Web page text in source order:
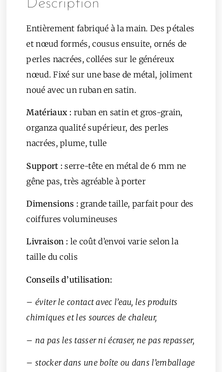
Description
Entièrement fabriqué à la main. Des pétales
et nœud formés, cousus ensuite, ornés de
perles nacrées, collées sur le généreux
nœud. Fixé sur une base de métal, joliment
noué avec un ruban en satin.
Matériaux :ruban en satin et gros-grain,
organza qualité supérieur, des perles
nacrées, plume, tulle
Support : serre-tête en métal de 6 mm ne
gêne pas, très agréable à porter
Dimensions : grande taille, parfait pour des
coiffures volumineuses
Livraison : le coût d’envoi varie selon la
taille du colis
Conseils d’utilisation:
– éviter le contact avec l’eau, les produits
chimiques et les sources de chaleur,
– na pas les tasser ni écraser, ne pas repasser,
– stocker dans une boîte ou dans l’emballage